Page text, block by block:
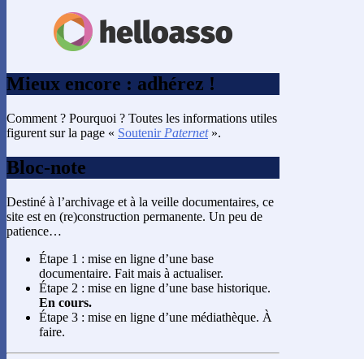
Mieux encore : adhérez !
Comment ? Pourquoi ? Toutes les informations utiles
figurent sur la page « Soutenir Paternet».
Bloc-note
Destiné à l’archivage et à la veille documentaires, ce
site est en (re)construction permanente. Un peu de
patience…
Étape 1 : mise en ligne d’une base
documentaire. Fait mais à actualiser.
Étape 2 : mise en ligne d’une base historique.
En cours.
Étape 3 : mise en ligne d’une médiathèque. À
faire.